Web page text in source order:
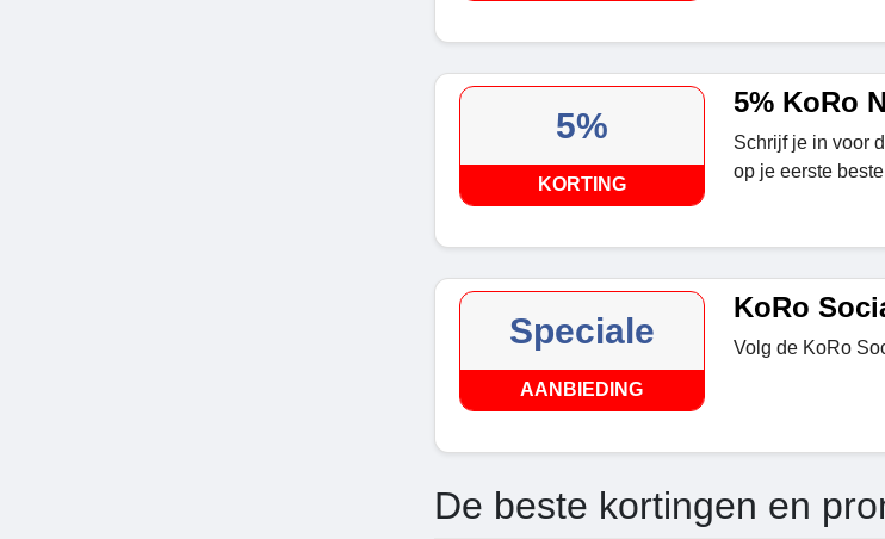
5%
KORTING
5% KoRo
Schrijf je in voor
op je eerste
Speciale
AANBIEDING
KoRo
Volg de KoRo
De beste kortingen en